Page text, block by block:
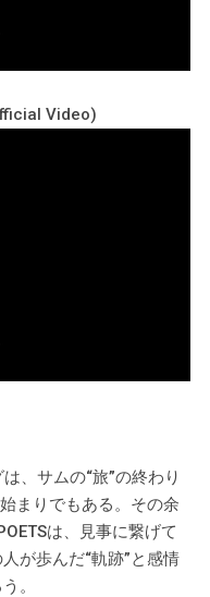
Video)
、サムの“旅”の終わり
まりでもある。その余
は、見事に繋げて
が歩んだ“軌跡”と感情
。